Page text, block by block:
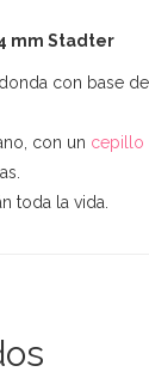
mm Stadter
con base
con un cepillo
toda la vida.